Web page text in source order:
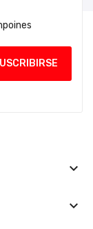
keyboard_arrow_down
keyboard_arrow_down